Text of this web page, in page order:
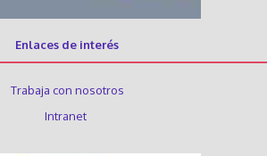
Enlaces de interés
Trabaja con nosotros
Intranet